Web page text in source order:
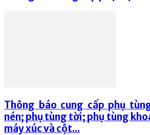
Thông báo cung cấp phụ
nén; phụ tùng tời; phụ tùng
máy xúc và cột...